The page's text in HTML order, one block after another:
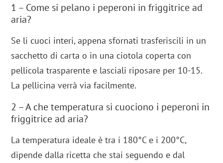
1 – Come si pelano i peperoni in friggitrice ad
aria?
Se li cuoci interi, appena sfornati trasferiscili in un
sacchetto di carta o in una ciotola coperta con
pellicola trasparente e lasciali riposare per 10-15.
La pellicina verrà via facilmente.
2 – A che temperatura si cuociono i peperoni in
friggitrice ad aria?
La temperatura ideale è tra i 180°C e i 200°C,
dipende dalla ricetta che stai seguendo e dal